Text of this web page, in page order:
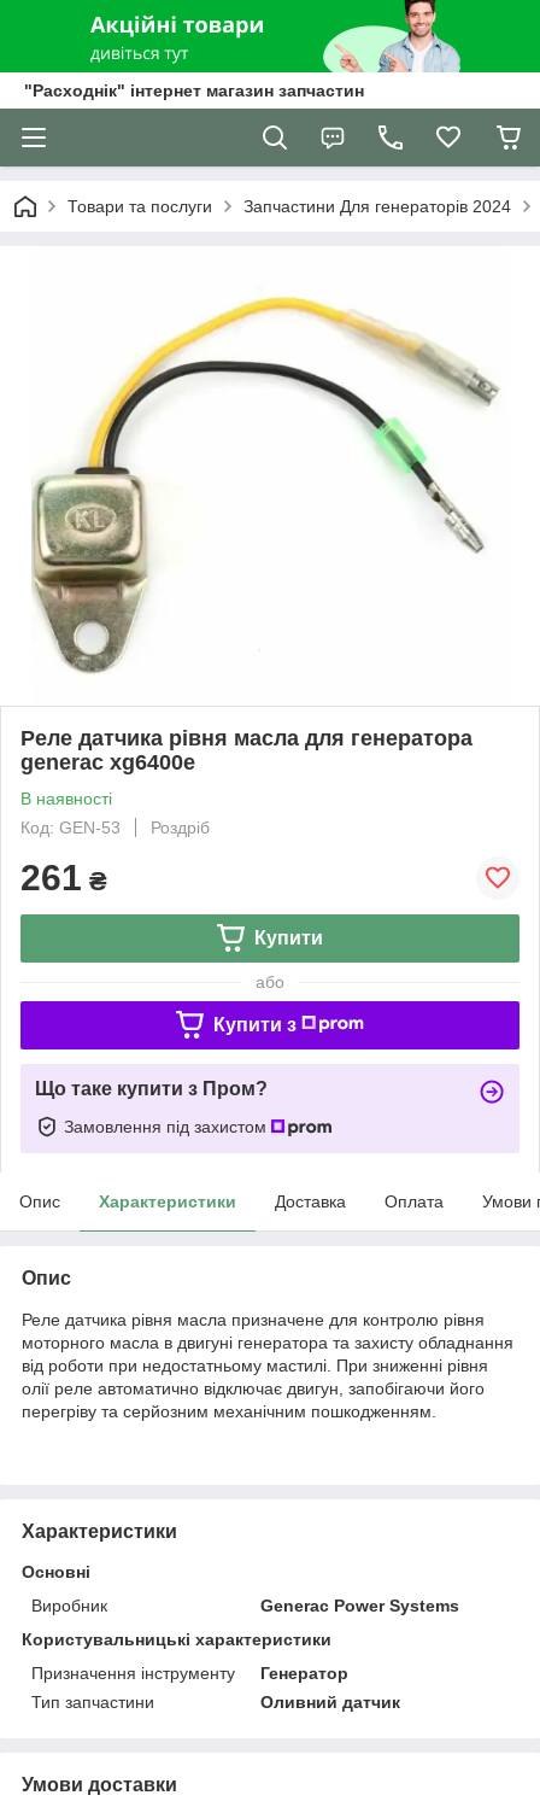
"Расходнік" інтернет магазин запчастин
Товари та послуги Запчастини Для генераторів 2024
Реле датчика рівня масла для генератора
generac xg6400e
В наявності
Код: GEN-53
Роздріб
261 ₴
Купити
або
Купити з
Що таке купити з Пром?
Замовлення під захистом
Опис Характеристики Доставка Оплата Умови
Опис
Реле датчика рівня масла призначене для контролю рівня
моторного масла в двигуні генератора та захисту обладнання
від роботи при недостатньому мастилі. При зниженні рівня
олії реле автоматично відключає двигун, запобігаючи його
перегріву та серйозним механічним пошкодженням.
Характеристики
Основні
Виробник
Generac Power Systems
Користувальницькі характеристики
Призначення інструменту
Генератор
Тип запчастини
Оливний датчик
Умови доставки